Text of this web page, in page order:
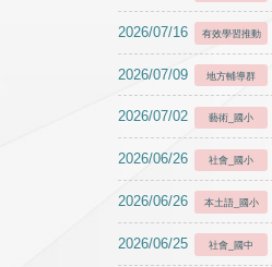
2026/07/16 有效學習推動
2026/07/09 地方輔導群
2026/07/02 藝術_國小
2026/06/26 社會_國小
2026/06/26 本土語_國小
2026/06/25 社會_國中